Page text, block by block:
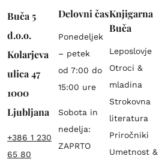
Buča 5
d.o.o.
Kolarjeva
ulica 47
1000
Ljubljana
+386 1 230
65 80
Delovni čas
Ponedeljek
– petek
od 7:00 do
15:00 ure
Sobota in
nedelja:
ZAPRTO
Knjigarna
Buča
Leposlovje
Otroci &
mladina
Strokovna
literatura
Priročniki
Umetnost &